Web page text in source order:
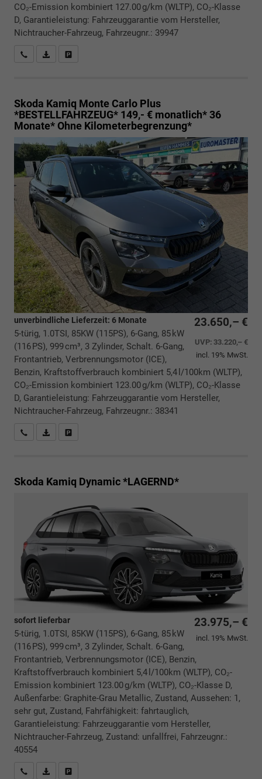
CO₂-Emission kombiniert 127.00 g/km (WLTP), CO₂-Klasse
D, Garantieleistung: Fahrzeuggarantie vom Hersteller,
Nichtraucher-Fahrzeug, Fahrzeugnr.: 39947
Rückrufbitte absenden
PDF-Datei, Fahrzeugexposé drucken
Skoda Kamiq Monte Carlo Plus
*BESTELLFAHRZEUG* 149,- € monatlich* 36
Monate* Ohne Kilometerbegrenzung*
23.650,– €
UVP: 33.220,– €
incl. 19% MwSt.
unverbindliche Lieferzeit: 6 Monate
5-türig, 1.0TSI, 85KW (115PS), 6-Gang, 85 kW
(116 PS), 999 cm³, 3 Zylinder, Schalt. 6-Gang,
Frontantrieb, Verbrennungsmotor (ICE),
Benzin, Kraftstoffverbrauch kombiniert 5,4 l/100km (WLTP),
CO₂-Emission kombiniert 123.00 g/km (WLTP), CO₂-Klasse
D, Garantieleistung: Fahrzeuggarantie vom Hersteller,
Nichtraucher-Fahrzeug, Fahrzeugnr.: 38341
Rückrufbitte absenden
PDF-Datei, Fahrzeugexposé drucken
Skoda Kamiq Dynamic *LAGERND*
23.975,– €
incl. 19% MwSt.
sofort lieferbar
5-türig, 1.0TSI, 85KW (115PS), 6-Gang, 85 kW
(116 PS), 999 cm³, 3 Zylinder, Schalt. 6-Gang,
Frontantrieb, Verbrennungsmotor (ICE), Benzin,
Kraftstoffverbrauch kombiniert 5,4 l/100km (WLTP), CO₂-
Emission kombiniert 123.00 g/km (WLTP), CO₂-Klasse D,
Außenfarbe: Graphite-Grau Metallic, Zustand, Aussehen: 1,
sehr gut, Zustand, Fahrfähigkeit: fahrtauglich,
Garantieleistung: Fahrzeuggarantie vom Hersteller,
Nichtraucher-Fahrzeug, Zustand: unfallfrei, Fahrzeugnr.:
40554
Rückrufbitte absenden
PDF-Datei, Fahrzeugexposé drucken